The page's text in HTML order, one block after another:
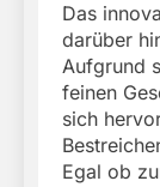
Das
darüber
Aufgrund
feinen
sich
Egal ob